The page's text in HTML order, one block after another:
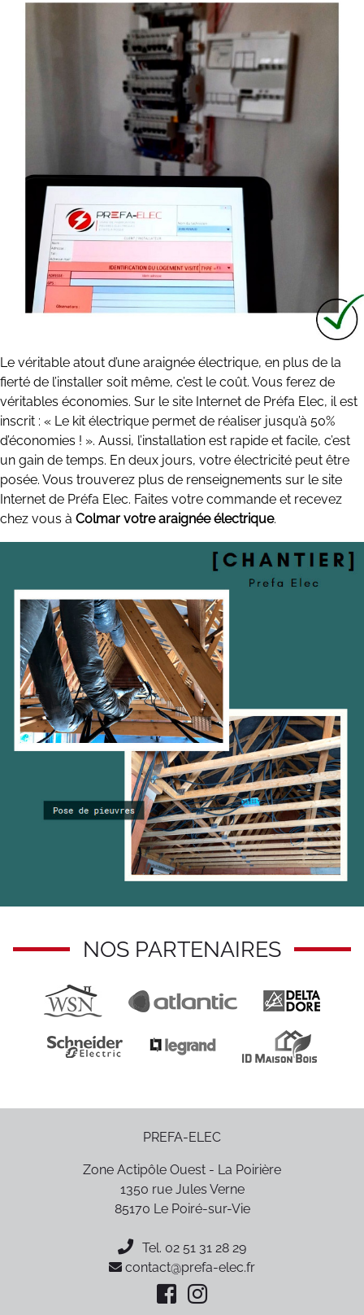
Le véritable atout d’une araignée électrique, en plus de la
fierté de l’installer soit même, c’est le coût. Vous ferez de
véritables économies. Sur le site Internet de Préfa Elec, il est
inscrit : « Le kit électrique permet de réaliser jusqu’à 50%
d’économies ! ». Aussi, l’installation est rapide et facile, c’est
un gain de temps. En deux jours, votre électricité peut être
posée. Vous trouverez plus de renseignements sur le site
Internet de Préfa Elec. Faites votre commande et recevez
chez vous à Colmar votre araignée électrique.
NOS PARTENAIRES
PREFA-ELEC
Zone Actipôle Ouest - La Poirière
1350 rue Jules Verne
85170 Le Poiré-sur-Vie
Tel. 02 51 31 28 29
contact@prefa-elec.fr